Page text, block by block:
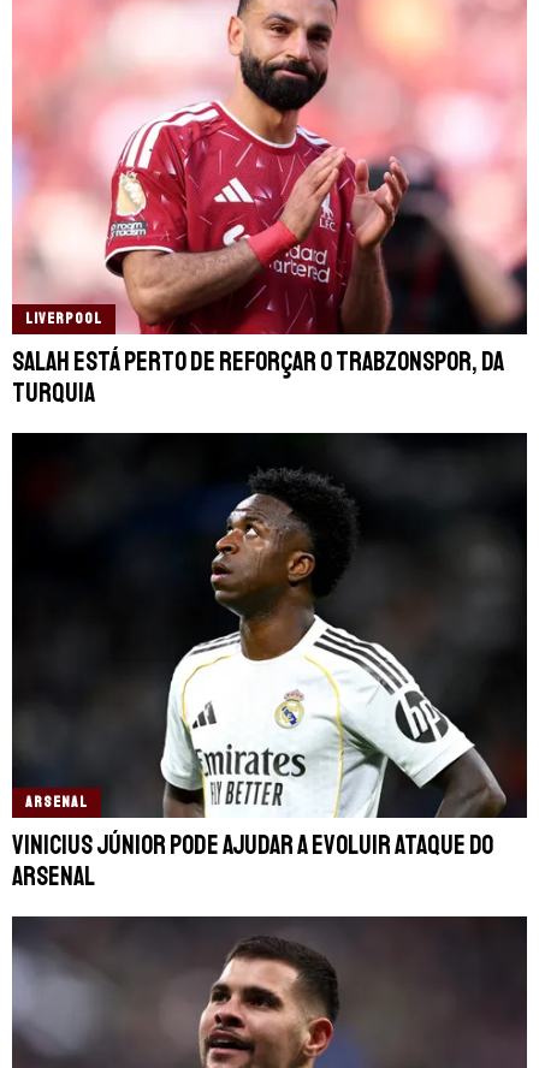
LIVERPOOL
Salah está perto de reforçar o Trabzonspor, da
Turquia
ARSENAL
Vinicius Júnior pode ajudar a evoluir ataque do
Arsenal